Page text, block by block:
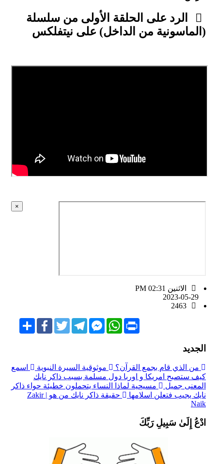
الرد على الحلقة الأولى من سلسلة
(الماسونية من الداخل) على نيتفلكس
×
الاثنين PM 02:31
2023-05-29
ShareFacebookTwitter
TelegramFacebook
Messenger
WhatsApp Print
الجديد
من الذي قام بجمع القرآن؟ موثوقية السيرة النبوية
اسمع
كيف ستصبح امريكا و اوربا دول مسلمة بسبب ذاكر نايك
المعنى جميل
مسيحية لماذا النساء يتحملون خطيئة حواء ذاكر
نايك يجيب فتعلن اسلامها
حقيقة ذاكر نايك من هو | Zakir
Naik
ادْعُ إِلَىٰ سَبِيلِ رَبِّكَ